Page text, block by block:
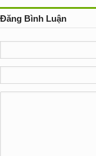
Đăng Bình Luận